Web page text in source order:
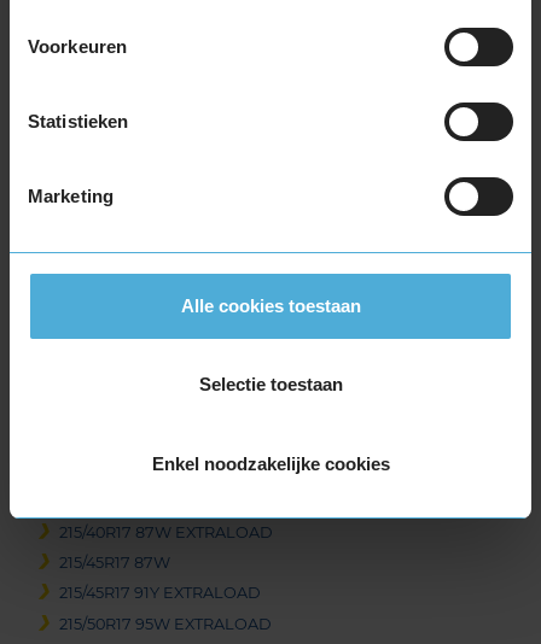
Voorkeuren
Statistieken
Marketing
Alle cookies toestaan
Selectie toestaan
Enkel noodzakelijke cookies
215/65R16 98H
225/55R16 95Y
235/60R16 104H EXTRALOAD
205/65R17 100Y EXTRALOAD
215/40R17 87W EXTRALOAD
215/45R17 87W
215/45R17 91Y EXTRALOAD
215/50R17 95W EXTRALOAD